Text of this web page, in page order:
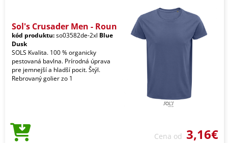
Sol's Crusader Men - Roun
kód produktu:so03582de-2xl Blue
Dusk
SOLS Kvalita. 100 % organicky
pestovaná bavlna. Prírodná úprava
pre jemnejší a hladší pocit. Štýl.
Rebrovaný golier zo 1
Cena od 3,16€